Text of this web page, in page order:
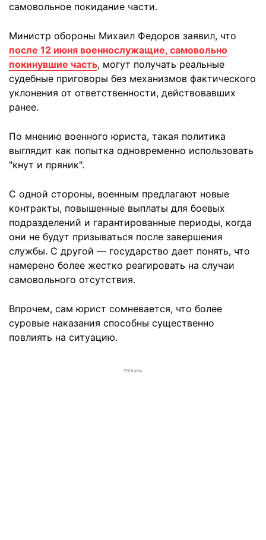
самовольное покидание части.
Министр обороны Михаил Федоров заявил, что
после 12 июня военнослужащие, самовольно
покинувшие часть, могут получать реальные
судебные приговоры без механизмов фактического
уклонения от ответственности, действовавших
ранее.
По мнению военного юриста, такая политика
выглядит как попытка одновременно использовать
"кнут и пряник".
С одной стороны, военным предлагают новые
контракты, повышенные выплаты для боевых
подразделений и гарантированные периоды, когда
они не будут призываться после завершения
службы. С другой — государство дает понять, что
намерено более жестко реагировать на случаи
самовольного отсутствия.
Впрочем, сам юрист сомневается, что более
суровые наказания способны существенно
повлиять на ситуацию.
РЕКЛАМА